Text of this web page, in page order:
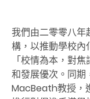
我們由二零零八年
構，以推動學校內
「校情為本，對
和發展優次。同
MacBeath教授，